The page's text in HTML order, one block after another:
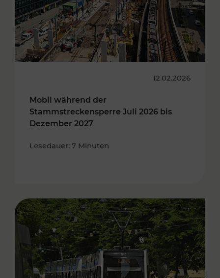
12.02.2026
Mobil während der
Stammstreckensperre Juli 2026 bis
Dezember 2027
Lesedauer: 7 Minuten